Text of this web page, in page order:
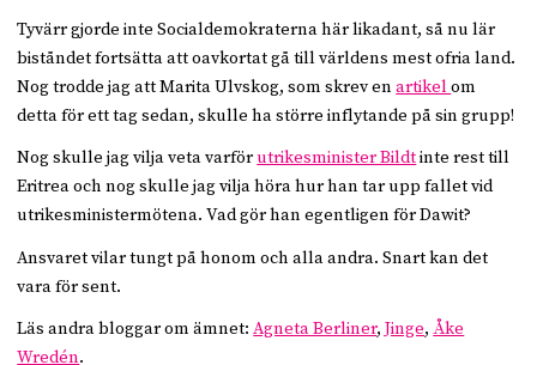
Tyvärr gjorde inte Socialdemokraterna här likadant, så nu lär
biståndet fortsätta att oavkortat gå till världens mest ofria land.
Nog trodde jag att Marita Ulvskog, som skrev enartikelom
detta för ett tag sedan, skulle ha större inflytande på sin grupp!
Nog skulle jag vilja veta varförutrikesminister Bildtinte rest till
Eritrea och nog skulle jag vilja höra hur han tar upp fallet vid
utrikesministermötena. Vad gör han egentligen för Dawit?
Ansvaret vilar tungt på honom och alla andra. Snart kan det
vara för sent.
Läs andra bloggar om ämnet:Agneta Berliner,Jinge,Åke
Wredén.